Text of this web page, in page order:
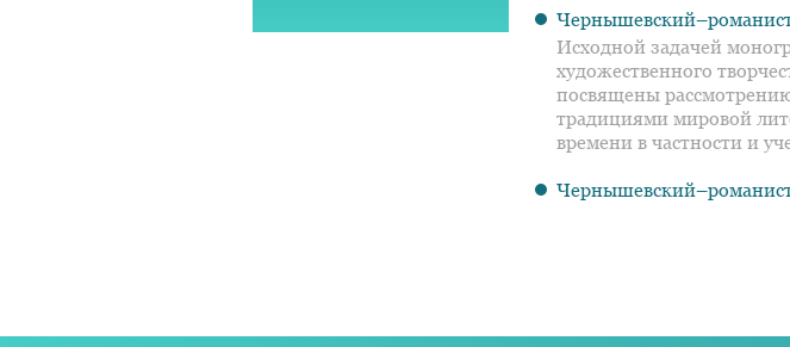
Исходной задачей
художественного
посвящены
традициями мировой
времени в частности и